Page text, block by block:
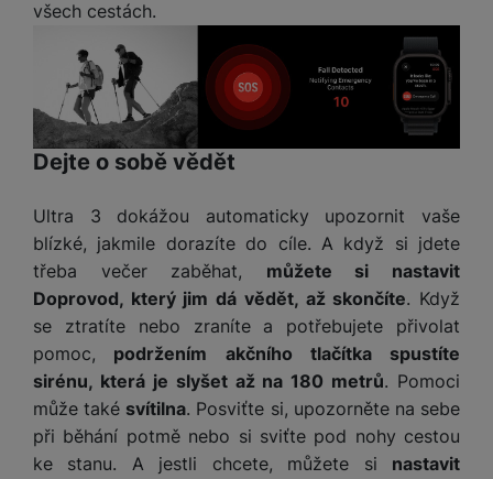
všech cestách.
Dejte o sobě vědět
Ultra 3 dokážou automaticky upozornit vaše
blízké, jakmile dorazíte do cíle. A když si jdete
třeba večer zaběhat, můžete si nastavit
Doprovod, který jim dá vědět, až skončíte. Když
se ztratíte nebo zraníte a potřebujete přivolat
pomoc, podržením akčního tlačítka spustíte
sirénu, která je slyšet až na 180 metrů. Pomoci
může také svítilna. Posviťte si, upozorněte na sebe
při běhání potmě nebo si sviťte pod nohy cestou
ke stanu. A jestli chcete, můžete si nastavit